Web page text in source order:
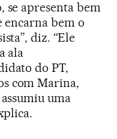
se apresenta bem
encarna bem o
diz. “Ele
ala
do PT,
com Marina,
uma